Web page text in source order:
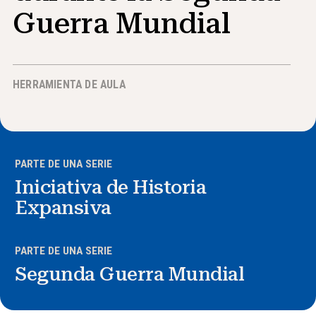
Noticias y Eventos
Acerca de NHD
Guerra Mundial
HERRAMIENTA DE AULA
PARTE DE UNA SERIE
Iniciativa de Historia
Expansiva
PARTE DE UNA SERIE
Segunda Guerra Mundial